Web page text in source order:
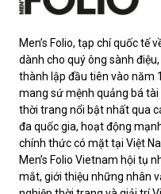
Men’s Folio, tạp chí quốc tế
dành cho quý ông sành
thành lập đầu tiên vào năm
mang sứ mệnh quảng bá
thời trang nổi bật nhất qua
đa quốc gia, hoạt động
chính thức có mặt tại Việt
Men’s Folio Vietnam hội tụ
mắt, giới thiệu những nhân